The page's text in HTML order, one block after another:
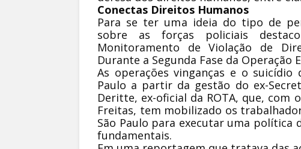
Conectas Direitos Humanos
Para se ter uma ideia do tipo de
sobre as forças policiais
Monitoramento de Violação de
Durante a Segunda Fase da Operação
As operações vinganças e o
Paulo a partir da gestão do ex-
Deritte, ex-oficial da ROTA, que, com
Freitas, tem mobilizado os
São Paulo para executar uma
fundamentais.